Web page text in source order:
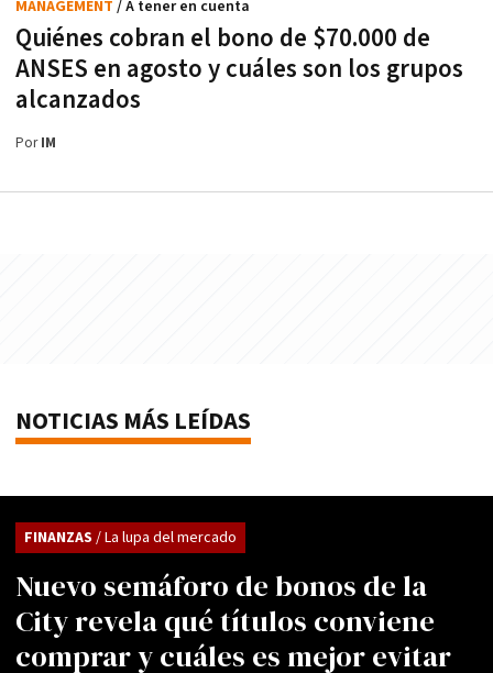
Quiénes cobran el bono de $70.000 de
ANSES en agosto y cuáles son los grupos
alcanzados
MANAGEMENT / A tener en cuenta
PorIM
NOTICIAS MÁS LEÍDAS
Nuevo semáforo de bonos de la
City revela qué títulos conviene
comprar y cuáles es mejor evitar
FINANZAS / La lupa del mercado